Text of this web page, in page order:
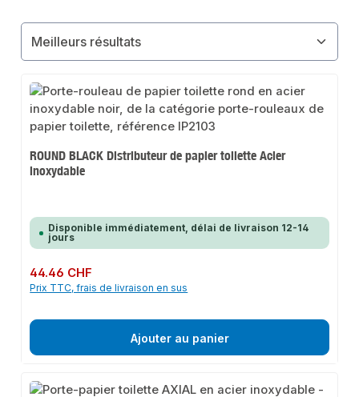
ROUND BLACK Distributeur de papier toilette Acier
inoxydable
Disponible immédiatement, délai de livraison 12-14
jours
Prix régulier :
44.46 CHF
Prix TTC, frais de livraison en sus
Ajouter au panier